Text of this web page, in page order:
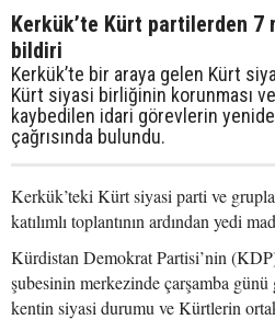
Kerkük’te Kürt partilerden 7
bildiri
Kerkük’te bir araya gelen Kürt
Kürt siyasi birliğinin korunması
kaybedilen idari görevlerin
çağrısında bulundu.
Kerkük’teki Kürt siyasi parti ve
katılımlı toplantının ardından yedi
Kürdistan Demokrat Partisi’nin
şubesinin merkezinde çarşamba
kentin siyasi durumu ve Kürtlerin